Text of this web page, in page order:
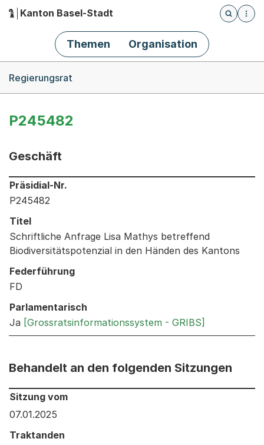
Hauptnavigation
Kanton Basel-Stadt
Öffnet
Themen Organisation
Regierungsrat
P245482
Geschäft
Informationen zum Ausgewählten Geschäft
Präsidial-Nr.
P245482
Titel
Schriftliche Anfrage Lisa Mathys betreffend
Biodiversitätspotenzial in den Händen des Kantons
Federführung
FD
Parlamentarisch
Ja [Grossratsinformationssystem - GRIBS]
Behandelt an den folgenden Sitzungen
Behandelt an den folgenden Sitzungen: Informationen
Sitzung vom
07.01.2025
Traktanden